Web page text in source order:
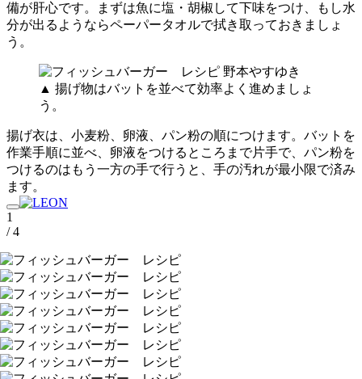
備が肝心です。まずは魚に塩・胡椒して下味をつけ、もし水
分が出るようならペーパータオルで拭き取っておきましょ
う。
▲ 揚げ物はバットを並べて効率よく進めましょ
う。
揚げ衣は、小麦粉、卵液、パン粉の順につけます。バットを
作業手順に並べ、卵液をつけるところまで片手で、パン粉を
つけるのはもう一方の手で行うと、手の汚れが最小限で済み
ます。
1
/ 4